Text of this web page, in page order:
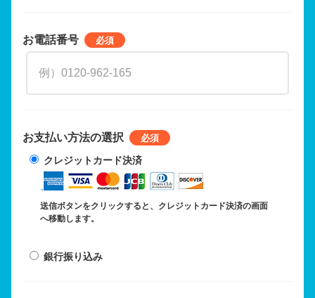
お電話番号
お支払い方法の選択
クレジットカード決済
送信ボタンをクリックすると、クレジットカード決済の画面
へ移動します。
銀行振り込み